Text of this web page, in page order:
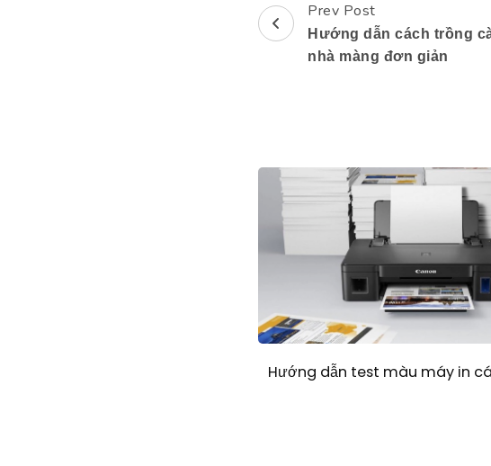
Post
Navigation
Prev Post
Hướng dẫn cách trồng
nhà màng đơn giản
Hướng dẫn test màu máy in